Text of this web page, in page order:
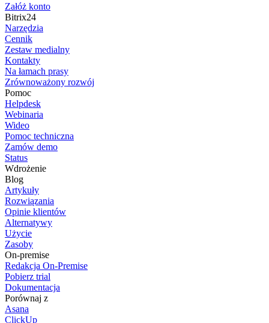
Załóż konto
Bitrix24
Narzędzia
Cennik
Zestaw medialny
Kontakty
Na łamach prasy
Zrównoważony rozwój
Pomoc
Helpdesk
Webinaria
Wideo
Pomoc techniczna
Zamów demo
Status
Wdrożenie
Blog
Artykuły
Rozwiązania
Opinie klientów
Alternatywy
Użycie
Zasoby
On-premise
Redakcja On-Premise
Pobierz trial
Dokumentacja
Porównaj z
Asana
ClickUp